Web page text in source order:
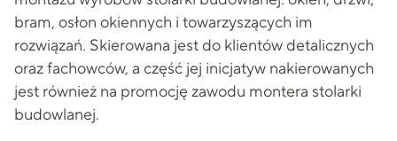
bram, osłon okiennych i towarzyszących im
rozwiązań. Skierowana jest do klientów detalicznych
oraz fachowców, a część jej inicjatyw nakierowanych
jest również na promocję zawodu montera stolarki
budowlanej.